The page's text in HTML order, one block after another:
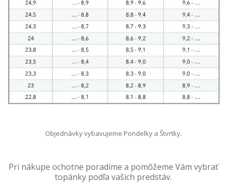
Objednávky vybavujeme Pondelky a Štvrtky.
Pri nákupe ochotne poradíme a pomôžeme Vám vybrať
topánky podľa vašich predstáv.